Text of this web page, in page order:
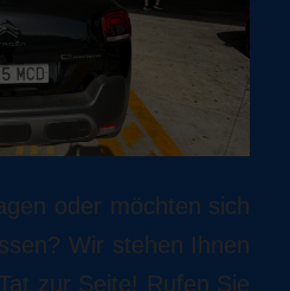
oder möchten sich
Wir stehen Ihnen
zur Seite! Rufen Sie